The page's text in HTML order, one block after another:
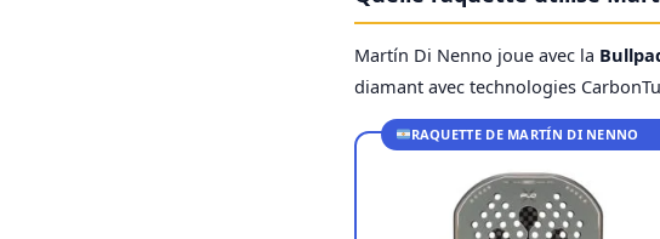
Martín Di Nenno joue avec la
diamant avec technologies
RAQUETTE DE MARTÍN DI NENNO